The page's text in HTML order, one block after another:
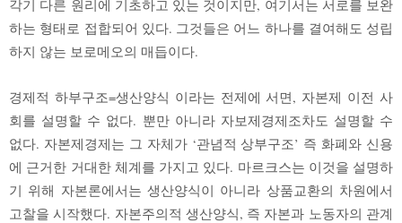
각기 다른 원리에 기초하고 있는 것이지만, 여기서는 서로를 보완
하는 형태로 접합되어 있다. 그것들은 어느 하나를 결여해도 성립
하지 않는 보로메오의 매듭이다.
경제적 하부구조=생산양식 이라는 전제에 서면, 자본제 이전 사
회를 설명할 수 없다. 뿐만 아니라 자보제경제조차도 설명할 수
없다. 자본제경제는 그 자체가 ‘관념적 상부구조’ 즉 화폐와 신용
에 근거한 거대한 체계를 가지고 있다. 마르크스는 이것을 설명하
기 위해 자본론에서는 생산양식이 아니라 상품교환의 차원에서
고찰을 시작했다. 자본주의적 생산양식, 즉 자본과 노동자의 관계